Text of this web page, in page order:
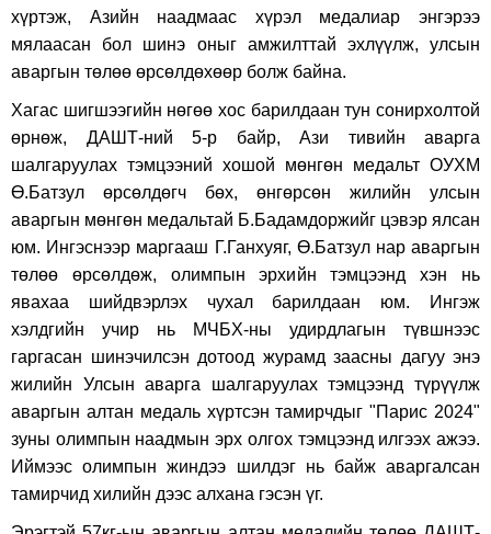
хүртэж, Азийн наадмаас хүрэл медалиар энгэрээ
мялаасан бол шинэ оныг амжилттай эхлүүлж, улсын
аваргын төлөө өрсөлдөхөөр болж байна.
Хагас шигшээгийн нөгөө хос барилдаан тун сонирхолтой
өрнөж, ДАШТ-ний 5-р байр, Ази тивийн аварга
шалгаруулах тэмцээний хошой мөнгөн медальт ОУХМ
Ө.Батзул өрсөлдөгч бөх, өнгөрсөн жилийн улсын
аваргын мөнгөн медальтай Б.Бадамдоржийг цэвэр ялсан
юм. Ингэснээр маргааш Г.Ганхуяг, Ө.Батзул нар аваргын
төлөө өрсөлдөж, олимпын эрхийн тэмцээнд хэн нь
явахаа шийдвэрлэх чухал барилдаан юм. Ингэж
хэлдгийн учир нь МЧБХ-ны удирдлагын түвшнээс
гаргасан шинэчилсэн дотоод журамд заасны дагуу энэ
жилийн Улсын аварга шалгаруулах тэмцээнд түрүүлж
аваргын алтан медаль хүртсэн тамирчдыг "Парис 2024"
зуны олимпын наадмын эрх олгох тэмцээнд илгээх ажээ.
Иймээс олимпын жиндээ шилдэг нь байж аваргалсан
тамирчид хилийн дээс алхана гэсэн үг.